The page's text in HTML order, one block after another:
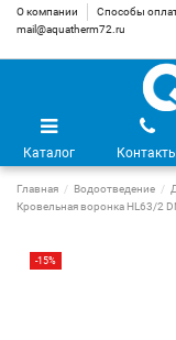
О компании Способы
mail@aquatherm72.ru
Каталог
Главная Водоотведение
Кровельная воронка HL63/2
-15%